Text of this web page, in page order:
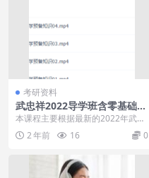
考研资料
武忠祥2022导学班含零基础教
程
本课程主要根据最新的2022年武忠
祥高等数学辅导讲义进行逐题的深
入讲解，切实解决...
2 年前 16 0